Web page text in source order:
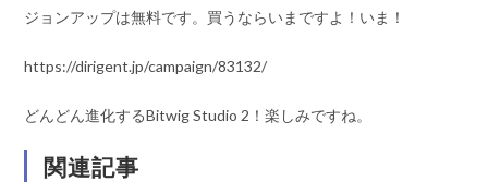
ジョンアップは無料です。買うならいまですよ！いま！
https://dirigent.jp/campaign/83132/
どんどん進化するBitwig Studio 2！楽しみですね。
関連記事